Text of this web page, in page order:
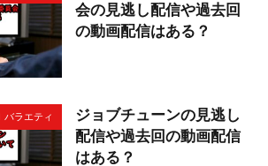
会の見逃し配信や過去回
の動画配信はある？
バラエティ
ジョブチューンの見逃し
配信や過去回の動画配信
はある？